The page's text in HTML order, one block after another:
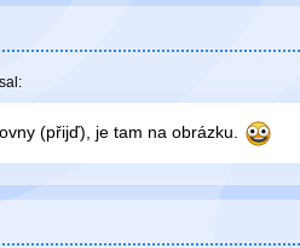
(přijď), je tam na obrázku.